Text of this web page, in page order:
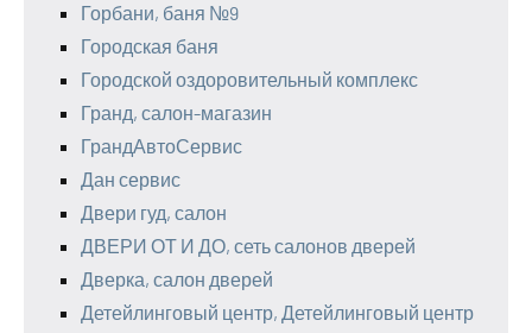
Горбани, баня №9
Городская баня
Городской оздоровительный комплекс
Гранд, салон-магазин
ГрандАвтоСервис
Дан сервис
Двери гуд, салон
ДВЕРИ ОТ И ДО, сеть салонов дверей
Дверка, салон дверей
Детейлинговый центр, Детейлинговый центр